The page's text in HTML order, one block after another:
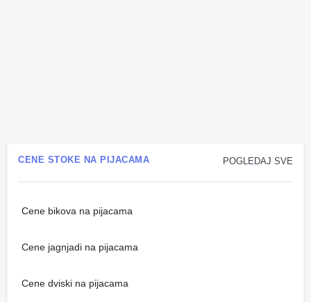
POGLEDAJ SVE
CENE STOKE NA PIJACAMA
Cene bikova na pijacama
Cene jagnjadi na pijacama
Cene dviski na pijacama